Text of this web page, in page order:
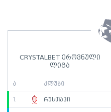
CRYSTALBET ეროვნული
ლიგა
ა კლუბი
1. რუსთავი